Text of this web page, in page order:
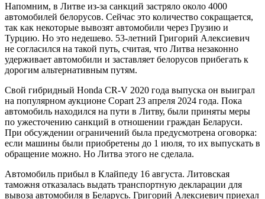
Напомним, в Литве из-за санкций застряло около 4000
автомобилей белорусов. Сейчас это количество сокращается,
так как некоторые вывозят автомобили через Грузию и
Турцию. Но это недешево. 53-летний Григорий Алексиевич
не согласился на такой путь, считая, что Литва незаконно
удерживает автомобили и заставляет белорусов прибегать к
дорогим альтернативным путям.
Свой гибридный Honda CR-V 2020 года выпуска он выиграл
на популярном аукционе Copart 23 апреля 2024 года. Пока
автомобиль находился на пути в Литву, были приняты меры
по ужесточению санкций в отношении граждан Беларуси.
При обсуждении ограничений была предусмотрена оговорка:
если машины были приобретены до 1 июля, то их выпускать в
обращение можно. Но Литва этого не сделала.
Автомобиль прибыл в Клайпеду 16 августа. Литовская
таможня отказалась выдать транспортную декларации для
вывоза автомобиля в Беларусь. Григорий Алексиевич приехал